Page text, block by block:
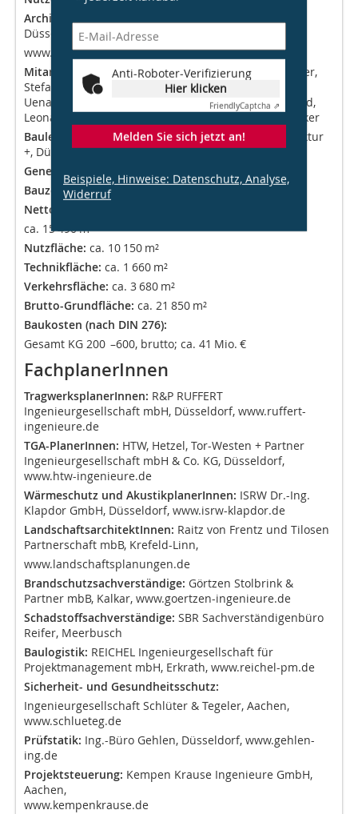
Architektur/Generalplanung:
Düsseldorf,
www.rkw.plus/de
MitarbeiterInnen (Team):Silke Lange, Thomas Zimmer,
Stefan Magino, Ameed Alahdab, Julia Kolz, Uemmue
Uenal, Han-Sol Cho, Michael Lommes, Philipp Gerhard,
Leonard Lenk, Meike Tunnissen, Beate Risse, Ilja Sucker
Bauleitung:
Objektüberwachung/LPH 8 RKW Architektur
+, Düsseldorf
Generalunternehmer:
Einzelvergaben
Bauzeit:08/2017 – 05/2021
Nettonutzfläche gesamt:
ca. 15 490 m²
Nutzfläche: ca. 10 150 m²
Technikfläche: ca. 1 660 m²
Verkehrsfläche: ca. 3 680 m²
Brutto-Grundfläche: ca. 21 850 m²
Baukosten (nach DIN 276):
Gesamt KG 200 –600, brutto; ca. 41 Mio. €
FachplanerInnen
TragwerksplanerInnen: R&P RUFFERT
Ingenieurgesellschaft mbH, Düsseldorf, www.ruffert-
ingenieure.de
TGA-PlanerInnen: HTW, Hetzel, Tor-Westen + Partner
Ingenieurgesellschaft mbH & Co. KG, Düsseldorf,
www.htw-ingenieure.de
Wärmeschutz und AkustikplanerInnen: ISRW Dr.-Ing.
Klapdor GmbH, Düsseldorf, www.isrw-klapdor.de
LandschaftsarchitektInnen: Raitz von Frentz und Tilosen
Partnerschaft mbB, Krefeld-Linn,
www.landschaftsplanungen.de
Brandschutzsachverständige: Görtzen Stolbrink &
Partner mbB, Kalkar, www.goertzen-ingenieure.de
Schadstoffsachverständige: SBR Sachverständigenbüro
Reifer, Meerbusch
Baulogistik: REICHEL Ingenieurgesellschaft für
Projektmanagement mbH, Erkrath, www.reichel-pm.de
Sicherheit- und Gesundheitsschutz:
Ingenieurgesellschaft Schlüter & Tegeler, Aachen,
www.schlueteg.de
Prüfstatik: Ing.-Büro Gehlen, Düsseldorf, www.gehlen-
ing.de
Projektsteuerung: Kempen Krause Ingenieure GmbH,
Aachen,
www.kempenkrause.de
Anti-Roboter-Verifizierung
Hier klicken
FriendlyCaptcha ⇗
Melden Sie sich jetzt an!
Beispiele, Hinweise: Datenschutz, Analyse,
Widerruf